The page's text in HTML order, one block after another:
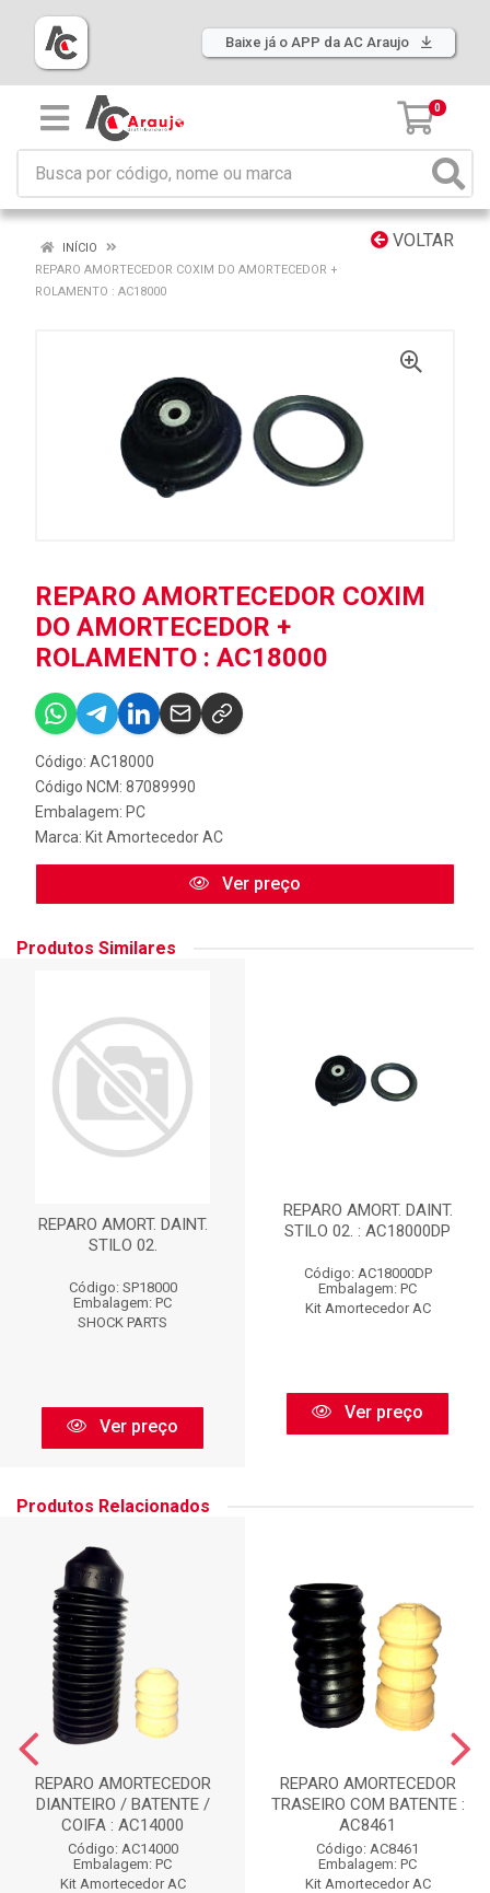
Baixe já o APP da AC Araujo
0
VOLTAR
INÍCIO
REPARO AMORTECEDOR COXIM DO AMORTECEDOR +
ROLAMENTO : AC18000
REPARO AMORTECEDOR COXIM
DO AMORTECEDOR +
ROLAMENTO : AC18000
Código: AC18000
Código NCM: 87089990
Embalagem: PC
Marca: Kit Amortecedor AC
Ver preço
Produtos Similares
REPARO AMORT. DAINT.
STILO 02.
Código: SP18000
Embalagem: PC
SHOCK PARTS
Ver preço
REPARO AMORT. DAINT.
STILO 02. : AC18000DP
Código: AC18000DP
Embalagem: PC
Kit Amortecedor AC
Ver preço
Produtos Relacionados
REPARO AMORTECEDOR
DIANTEIRO / BATENTE /
COIFA : AC14000
Código: AC14000
Embalagem: PC
Kit Amortecedor AC
REPARO AMORTECEDOR
TRASEIRO COM BATENTE :
AC8461
Código: AC8461
Embalagem: PC
Kit Amortecedor AC